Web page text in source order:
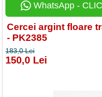
WhatsApp -
Cercei argint floare
- PK2385
183,0 Lei
150,0 Lei